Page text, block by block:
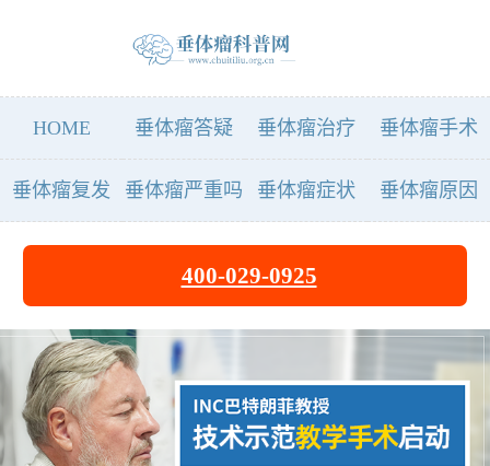
HOME 垂体瘤答疑 垂体瘤治疗 垂体瘤手术
垂体瘤复发 垂体瘤严重吗 垂体瘤症状 垂体瘤原因
400-029-0925